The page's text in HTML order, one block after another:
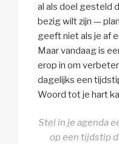
al als doel gesteld
bezig wilt zijn —
geeft niet als je af
Maar vandaag is
erop in om
dagelijks een
Woord tot je hart
Stel in je agenda
op een tijdstip